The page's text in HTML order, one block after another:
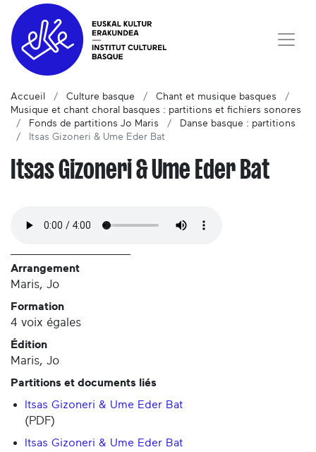
Accueil Culture basque
Chant et musique basques
Musique et chant choral basques : partitions et fichiers sonores
Fonds de partitions Jo Maris
Danse basque : partitions
Itsas Gizoneri & Ume Eder Bat
Itsas Gizoneri & Ume Eder Bat
Arrangement
Maris, Jo
Formation
4 voix égales
Édition
Maris, Jo
Partitions et documents liés
Itsas Gizoneri & Ume Eder Bat
(PDF)
Itsas Gizoneri & Ume Eder Bat